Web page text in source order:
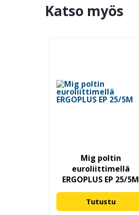
Katso myös
Mig poltin
euroliittimellä
ERGOPLUS EP 25/5M
Tutustu